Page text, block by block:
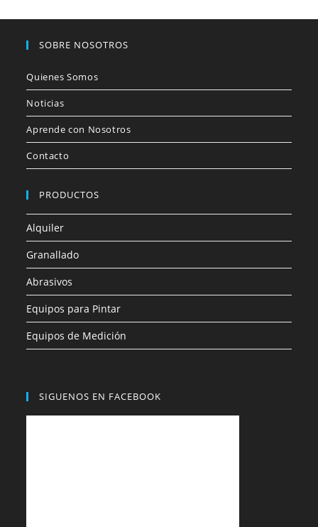
SOBRE NOSOTROS
Quienes Somos
Noticias
Aprende con Nosotros
Contacto
PRODUCTOS
Alquiler
Granallado
Abrasivos
Equipos para Pintar
Equipos de Medición
SIGUENOS EN FACEBOOK